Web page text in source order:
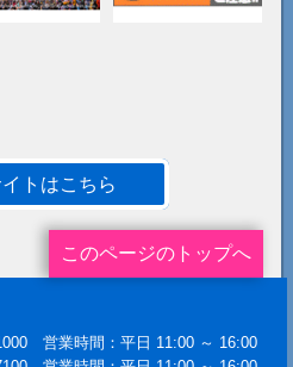
トはこちら
このページのトップへ
営業時間：平日 11:00 ～ 16:00